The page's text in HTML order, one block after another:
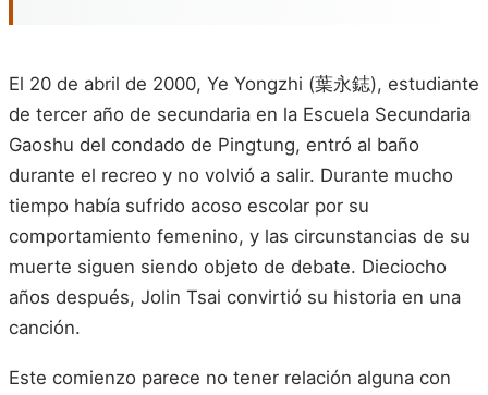
El 20 de abril de 2000, Ye Yongzhi (葉永鋕), estudiante
de tercer año de secundaria en la Escuela Secundaria
Gaoshu del condado de Pingtung, entró al baño
durante el recreo y no volvió a salir. Durante mucho
tiempo había sufrido acoso escolar por su
comportamiento femenino, y las circunstancias de su
muerte siguen siendo objeto de debate. Dieciocho
años después, Jolin Tsai convirtió su historia en una
canción.
Este comienzo parece no tener relación alguna con